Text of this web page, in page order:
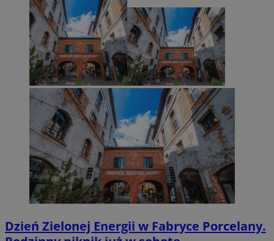
Dzień Zielonej Energii w Fabryce Porcelany.